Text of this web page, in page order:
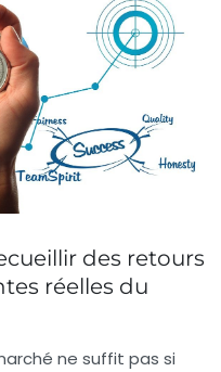
des retours
réelles du
ne suffit pas si